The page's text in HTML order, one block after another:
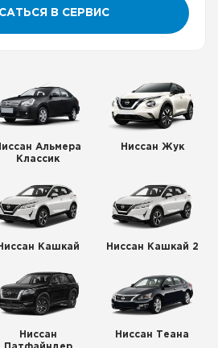
В СЕРВИС
Альмера
Классик
Ниссан Жук
Кашкай Ниссан Кашкай 2
Ниссан
Ниссан Теана